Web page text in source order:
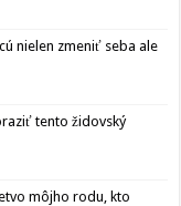
nielen zmeniť seba ale
tento židovský
môjho rodu, kto